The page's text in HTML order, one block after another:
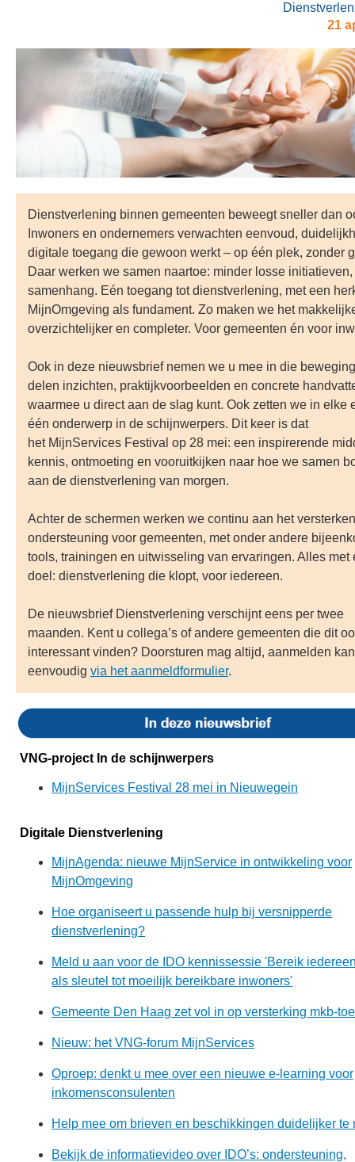
21
Dienstverlening binnen gemeenten beweegt sneller dan
Inwoners en ondernemers verwachten eenvoud,
digitale toegang die gewoon werkt – op één plek, zonder
Daar werken we samen naartoe: minder losse initiatieven,
samenhang. Eén toegang tot dienstverlening, met een
MijnOmgeving als fundament. Zo maken we het
overzichtelijker en completer. Voor gemeenten én voor
Ook in deze nieuwsbrief nemen we u mee in die
delen inzichten, praktijkvoorbeelden en concrete
waarmee u direct aan de slag kunt. Ook zetten we in elke
één onderwerp in de schijnwerpers. Dit keer is dat
het MijnServices Festival op 28 mei: een inspirerende
kennis, ontmoeting en vooruitkijken naar hoe we samen
aan de dienstverlening van morgen.
Achter de schermen werken we continu aan het
ondersteuning voor gemeenten, met onder andere
tools, trainingen en uitwisseling van ervaringen. Alles met
doel: dienstverlening die klopt, voor iedereen.
De nieuwsbrief Dienstverlening verschijnt eens per twee
maanden. Kent u collega’s of andere gemeenten die dit
interessant vinden? Doorsturen mag altijd, aanmelden kan
eenvoudig via het aanmeldformulier.
VNG-project In de schijnwerpers
MijnServices Festival 28 mei in Nieuwegein
Digitale Dienstverlening
MijnAgenda: nieuwe MijnService in ontwikkeling voor
MijnOmgeving
Hoe organiseert u passende hulp bij versnipperde
dienstverlening?
Meld u aan voor de IDO kennissessie 'Bereik
als sleutel tot moeilijk bereikbare inwoners'
Gemeente Den Haag zet vol in op versterking
Nieuw: het VNG-forum MijnServices
Oproep: denkt u mee over een nieuwe e-learning voor
inkomensconsulenten
Help mee om brieven en beschikkingen duidelijker te
Bekijk de informatievideo over IDO’s: ondersteuning,